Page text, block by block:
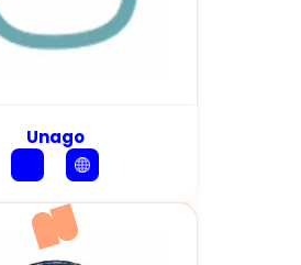
Unago